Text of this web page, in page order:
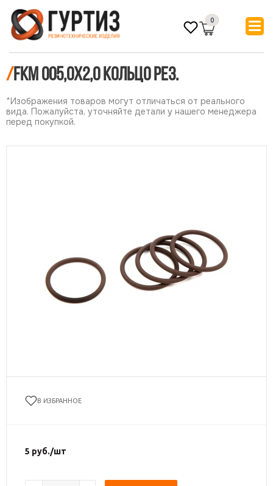
0
/FKM 005,0х2,0 Кольцо рез.
*Изображения товаров могут отличаться от реального
вида. Пожалуйста, уточняйте детали у нашего менеджера
перед покупкой.
В ИЗБРАННОЕ
5 руб./шт